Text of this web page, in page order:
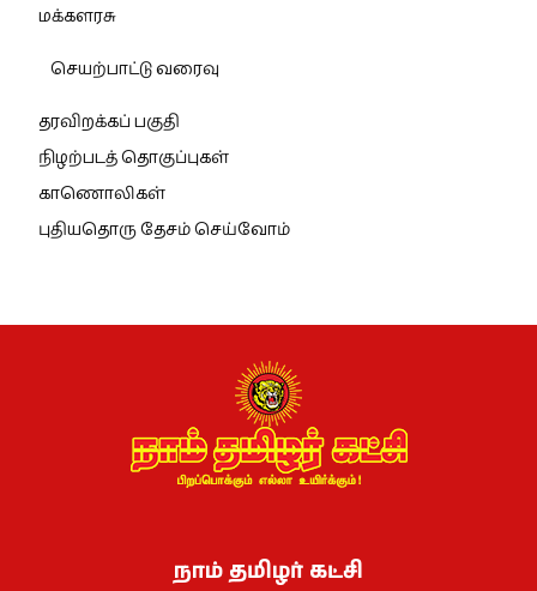
மக்களரசு
செயற்பாட்டு வரைவு
தரவிறக்கப் பகுதி
நிழற்படத் தொகுப்புகள்
காணொலிகள்
புதியதொரு தேசம் செய்வோம்
நாம் தமிழர் கட்சி